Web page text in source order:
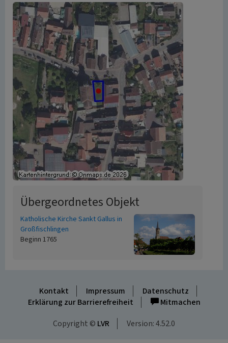
Übergeordnetes Objekt
Katholische Kirche Sankt Gallus in
Großfischlingen
Beginn 1765
Kontakt Impressum
Datenschutz
Erklärung zur Barrierefreiheit
Mitmachen
Copyright © LVR Version: 4.52.0